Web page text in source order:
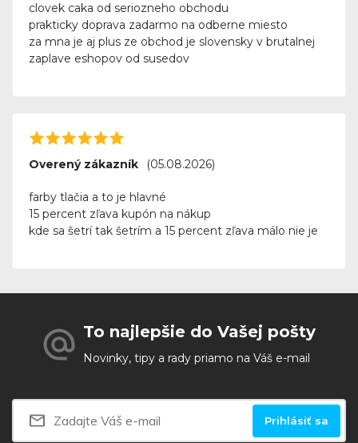
clovek caka od seriozneho obchodu
prakticky doprava zadarmo na odberne miesto
za mna je aj plus ze obchod je slovensky v brutalnej
zaplave eshopov od susedov
Overený zákazník (05.08.2026)
farby tlačia a to je hlavné
15 percent zľava kupón na nákup
kde sa šetrí tak šetrím a 15 percent zľava málo nie je
To najlepšie do Vašej pošty
Novinky, tipy a rady priamo na Váš e-mail
Prihlásiť sa